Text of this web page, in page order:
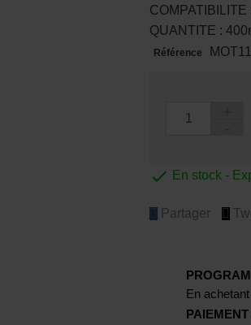
QUANTITE :
Référence
 En stock -
Partager
En